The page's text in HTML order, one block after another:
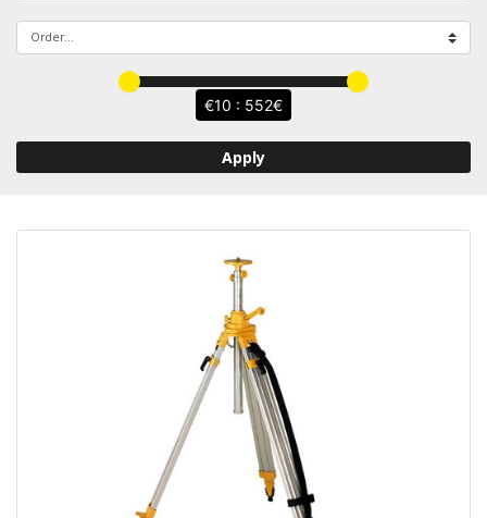
10 : 552
Apply